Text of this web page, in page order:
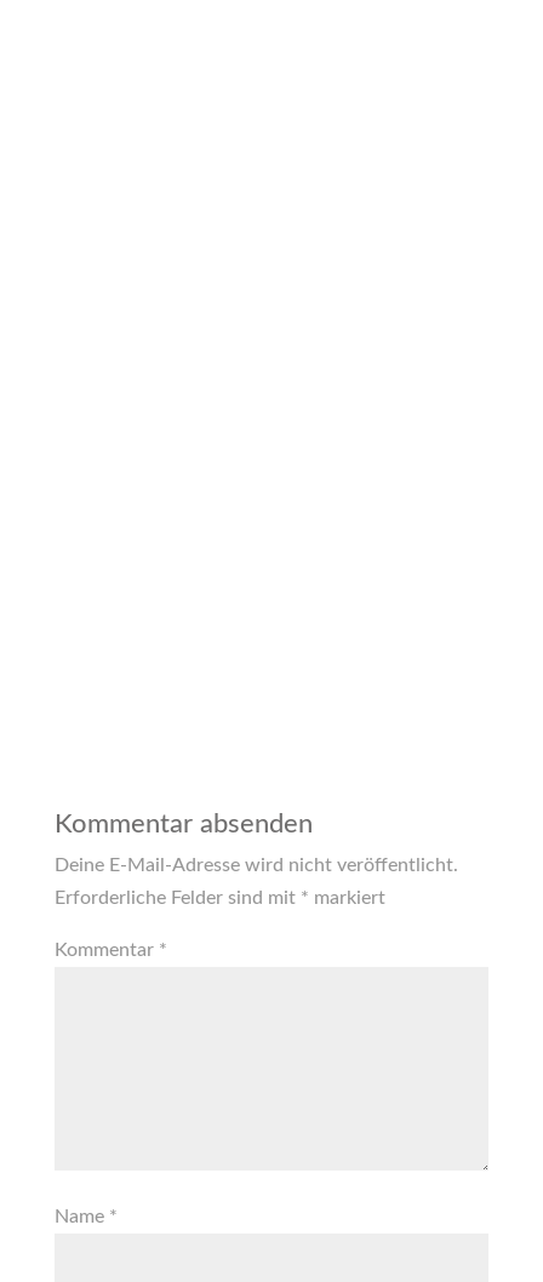
Kommentar absenden
Deine E-Mail-Adresse wird nicht veröffentlicht.
Erforderliche Felder sind mit * markiert
Kommentar *
Name *